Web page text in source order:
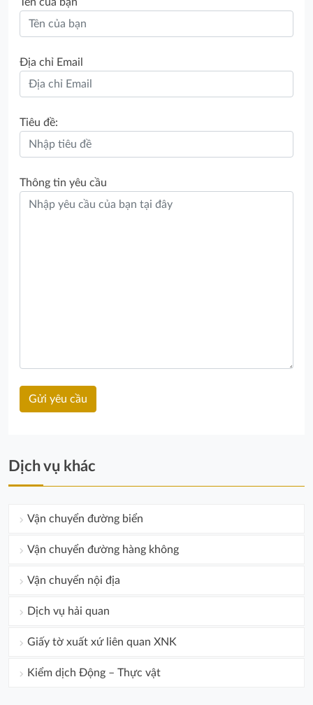
Địa chỉ Email
Tiêu đề:
Thông tin yêu cầu
Dịch vụ khác
Vận chuyển đường biển
Vận chuyển đường hàng không
Vận chuyển nội địa
Dịch vụ hải quan
Giấy tờ xuất xứ liên quan XNK
Kiểm dịch Động – Thực vật